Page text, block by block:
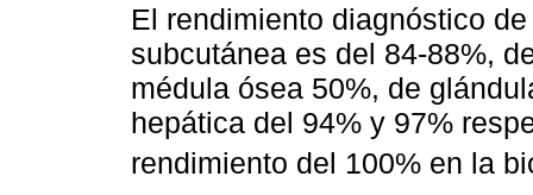
El rendimiento diagnóstico
subcutánea es del 84-88%,
médula ósea 50%, de
hepática del 94% y 97%
rendimiento del 100% en la